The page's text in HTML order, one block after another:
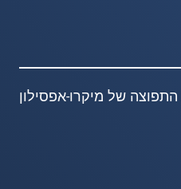
של מיקרו-אפסילון